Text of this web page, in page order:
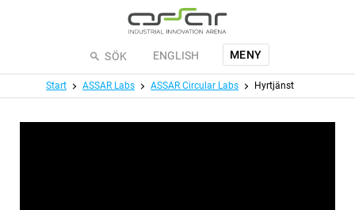
SÖK ENGLISH MENY
MenyStart ASSAR Labs ASSAR Circular Labs Hyrtjänst